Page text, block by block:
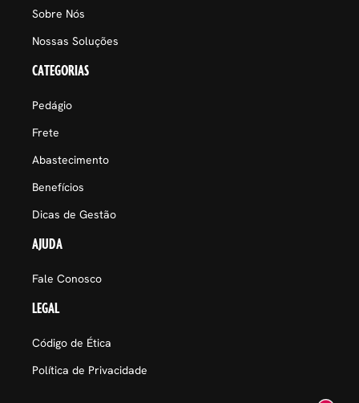
Sobre Nós
Nossas Soluções
CATEGORIAS
Pedágio
Frete
Abastecimento
Benefícios
Dicas de Gestão
AJUDA
Fale Conosco
LEGAL
Código de Ética
Política de Privacidade